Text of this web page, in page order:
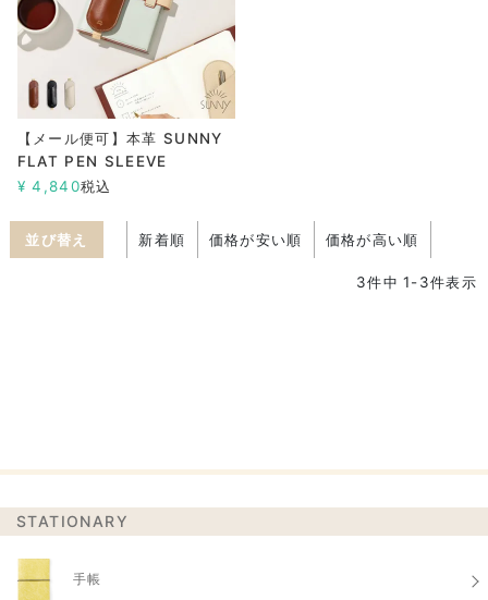
【メール便可】本革 SUNNY
FLAT PEN SLEEVE
¥ 4,840税込
並び替え 新着順 価格が安い順 価格が高い順
3件中 1-3件表示
STATIONARY
手帳